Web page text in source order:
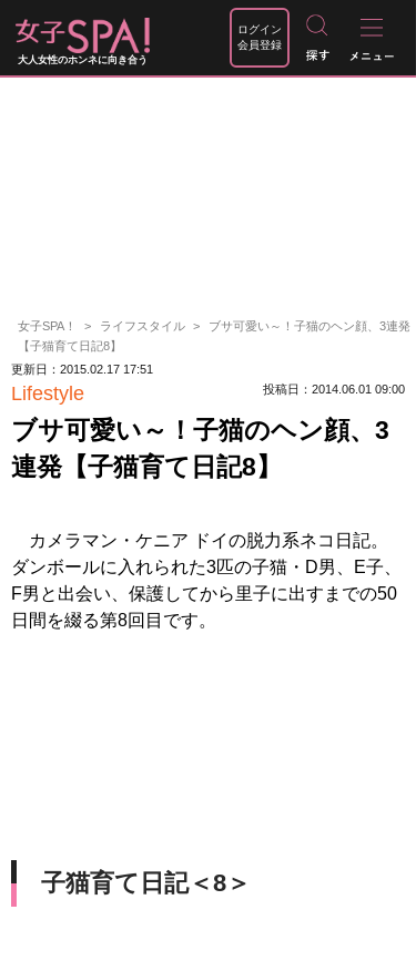
大人女性のホンネに向き合う
ログイン
会員登録
女子SPA！ ライフスタイル
ブサ可愛い～！子猫のヘン顔、3連発
【子猫育て日記8】
更新日：2015.02.17 17:51
Lifestyle 投稿日：2014.06.01 09:00
ブサ可愛い～！子猫のヘン顔、3
連発【子猫育て日記8】
カメラマン・ケニア ドイの脱力系ネコ日記。
ダンボールに入れられた3匹の子猫・D男、E子、
F男と出会い、保護してから里子に出すまでの50
日間を綴る第8回目です。
子猫育て日記＜8＞